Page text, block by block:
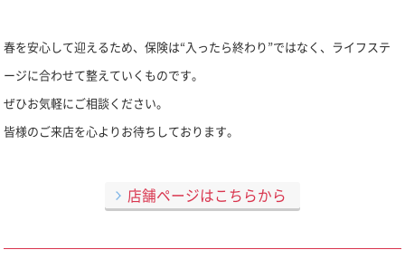
春を安心して迎えるため、保険は“入ったら終わり”ではなく、ライフステ
ージに合わせて整えていくものです。
ぜひお気軽にご相談ください。
皆様のご来店を心よりお待ちしております。
店舗ページはこちらから